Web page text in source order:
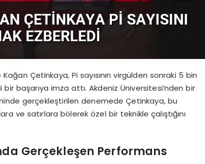
Çetinkaya, Pi sayısının virgülden sonraki 5 bin
başarıya imza attı. Akdeniz Üniversitesi’nden bir
gerçekleştirilen denemede Çetinkaya, bu
ve satırlara bölerek özel bir teknikle çalıştığını
Gerçekleşen Performans